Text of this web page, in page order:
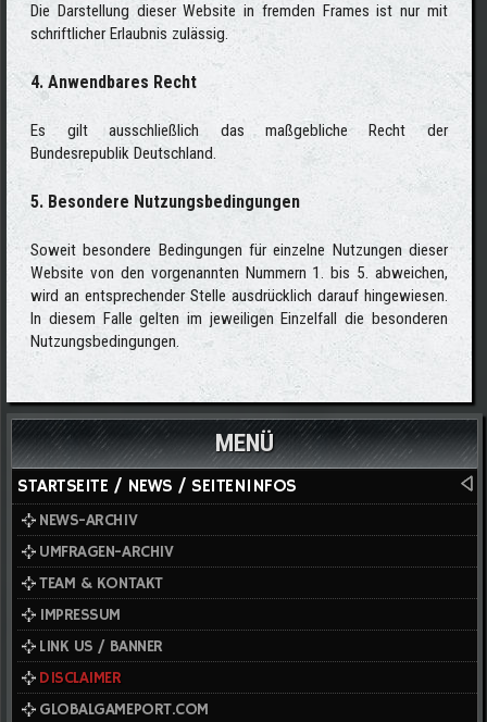
Die Darstellung dieser Website in fremden Frames ist nur mit
schriftlicher Erlaubnis zulässig.
4. Anwendbares Recht
Es gilt ausschließlich das maßgebliche Recht der
Bundesrepublik Deutschland.
5. Besondere Nutzungsbedingungen
Soweit besondere Bedingungen für einzelne Nutzungen dieser
Website von den vorgenannten Nummern 1. bis 5. abweichen,
wird an entsprechender Stelle ausdrücklich darauf hingewiesen.
In diesem Falle gelten im jeweiligen Einzelfall die besonderen
Nutzungsbedingungen.
MENÜ
STARTSEITE / NEWS / SEITENINFOS
NEWS-ARCHIV
UMFRAGEN-ARCHIV
TEAM & KONTAKT
IMPRESSUM
LINK US / BANNER
DISCLAIMER
GLOBALGAMEPORT.COM